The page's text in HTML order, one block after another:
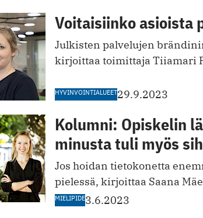
Voitaisiinko asioista
Julkisten palvelujen
kirjoittaa toimittaja Tiiamari
HYVINVOINTIALUEET29.9.2023
Kolumni: Opiskelin
minusta tuli myös
Jos hoidan tietokonetta
pielessä, kirjoittaa Saana
MIELIPIDE3.6.2023